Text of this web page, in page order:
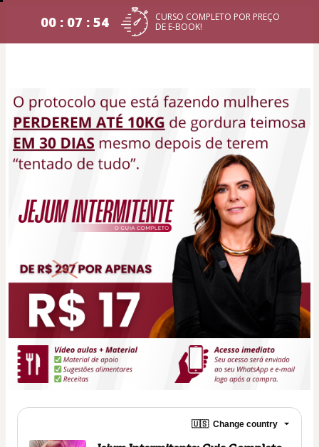
00 : 07 : 54
CURSO COMPLETO POR PREÇO
DE E-BOOK!
🇺🇸 Change country